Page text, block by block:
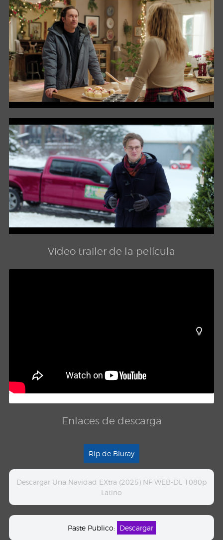
Video trailer de la película
Enlaces de descarga
Rip de Bluray
Descargar Una Navidad EXtra (2025) NF WEB-DL 1080p
Latino
Paste Publico: Descargar